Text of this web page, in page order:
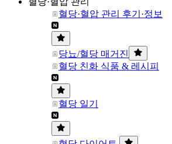
혈당·혈압 관리 후기·정보
당뇨/혈당 매거진
혈당 친화 식품 & 레시피
혈당 일기